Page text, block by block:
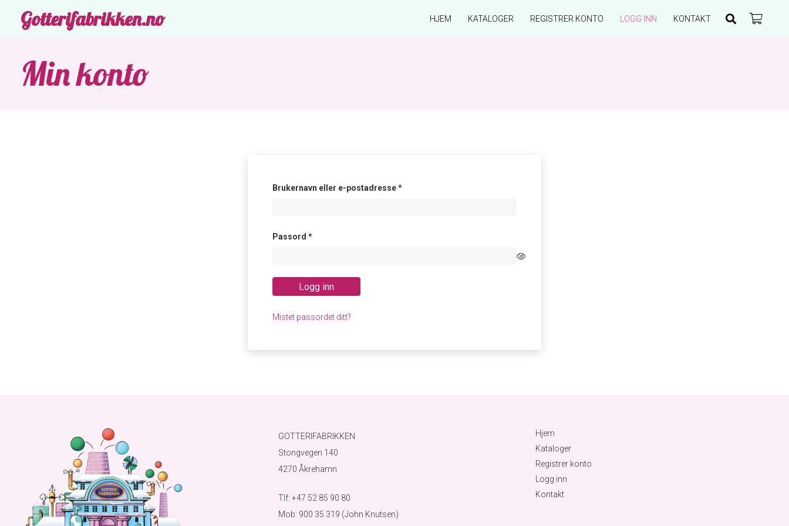
Gotterifabrikken.no HJEM KATALOGER REGISTRER KONTO LOGG INN KONTAKT
Min konto
Brukernavn eller e-postadresse*Påkrevd
Passord *Påkrevd
Logg inn
Mistet passordet ditt?
GOTTERIFABRIKKEN
Stongvegen 140
4270 Åkrehamn
Tlf: +47 52 85 90 80
Mob: 900 35 319 (John Knutsen)
Hjem
Kataloger
Registrer konto
Logg inn
Kontakt